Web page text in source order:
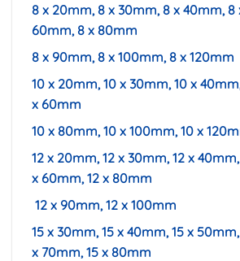
8 x 20mm, 8 x 30mm, 8 x 40mm, 8
60mm, 8 x 80mm
8 x 90mm, 8 x 100mm, 8 x 120mm
10 x 20mm, 10 x 30mm, 10 x
x 60mm
10 x 80mm, 10 x 100mm, 10 x
12 x 20mm, 12 x 30mm, 12 x
x 60mm, 12 x 80mm
12 x 90mm, 12 x 100mm
15 x 30mm, 15 x 40mm, 15 x
x 70mm, 15 x 80mm